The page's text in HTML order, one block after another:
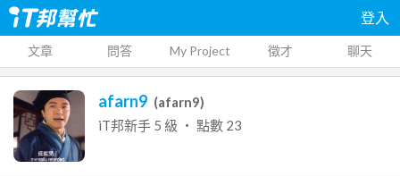
登入
文章 問答 My Project 徵才 聊天
afarn9 (afarn9)
iT邦新手 5 級 ‧ 點數 23